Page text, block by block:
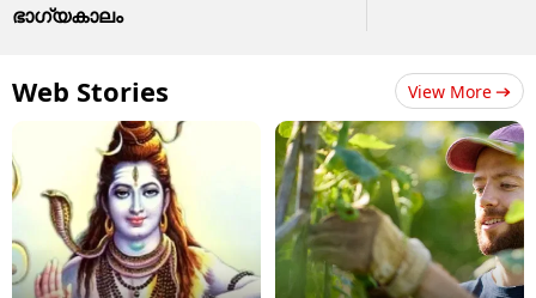
ഭാഗ്യകാലം
Web Stories View More